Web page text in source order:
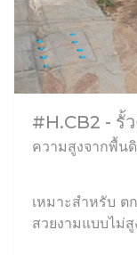
#H.CB2 - รั้
ความสูงจากพื้น
เหมาะสำหรับ ต
สวยงามแบบไม่สู